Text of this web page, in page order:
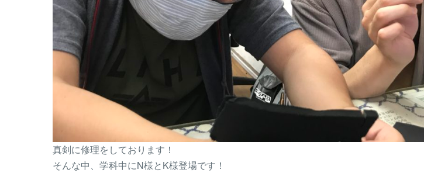
真剣に修理をしております！
そんな中、学科中にN様とK様登場です！